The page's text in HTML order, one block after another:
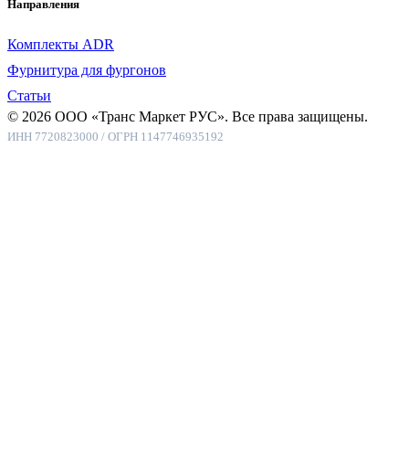
Направления
Комплекты ADR
Фурнитура для фургонов
Статьи
© 2026 ООО «Транс Маркет РУС». Все права защищены.
ИНН 7720823000 / ОГРН 1147746935192